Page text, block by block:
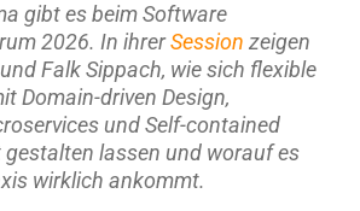
gibt es beim Software
2026. In ihrerSession zeigen
Falk Sippach, wie sich flexible
Domain-driven Design,
und Self-contained
gestalten lassen und worauf es
wirklich ankommt.